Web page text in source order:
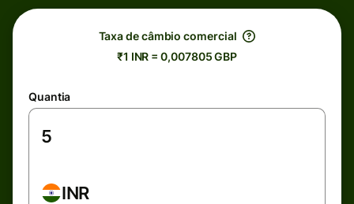
Taxa de câmbio comercial
₹1 INR = 0,007805 GBP
Quantia
INR